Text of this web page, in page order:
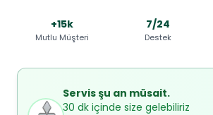
+15k
Mutlu Müşteri
7/24
Destek
Servis şu an müsait.
30 dk içinde size gelebiliriz